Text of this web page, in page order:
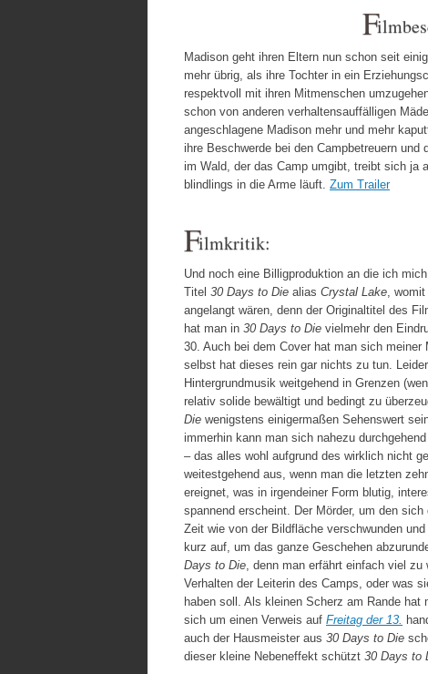
F
Madison geht ihren Eltern nun schon seit
mehr übrig, als ihre Tochter in ein
respektvoll mit ihren Mitmenschen
schon von anderen verhaltensauffälligen
angeschlagene Madison mehr und mehr
ihre Beschwerde bei den Campbetreuern
im Wald, der das Camp umgibt, treibt sich ja
blindlings in die Arme läuft. Zum Trailer
Filmkritik:
Und noch eine Billigproduktion an die ich
Titel 30 Days to Die alias Crystal Lake ,
angelangt wären, denn der Originaltitel des
hat man in 30 Days to Die vielmehr den
30. Auch bei dem Cover hat man sich
selbst hat dieses rein gar nichts zu tun.
Hintergrundmusik weitgehend in Grenzen
relativ solide bewältigt und bedingt zu
Die wenigstens einigermaßen Sehenswert
immerhin kann man sich nahezu
– das alles wohl aufgrund des wirklich nicht
weitestgehend aus, wenn man die letzten
ereignet, was in irgendeiner Form blutig,
spannend erscheint. Der Mörder, um den
Zeit wie von der Bildfläche verschwunden
kurz auf, um das ganze Geschehen
Days to Die , denn man erfährt einfach viel
Verhalten der Leiterin des Camps, oder was
haben soll. Als kleinen Scherz am Rande
sich um einen Verweis auf Freitag der 13.
auch der Hausmeister aus 30 Days to Die
dieser kleine Nebeneffekt schützt 30 Days to